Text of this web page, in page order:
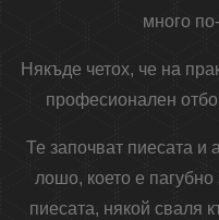
много
Някъде четох, че на
професионален
Те започват пиесата и
лошо, което е
пиесата, някой сваля